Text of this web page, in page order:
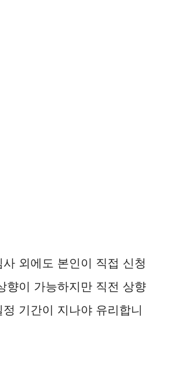
외에도 본인이 직접 신청
향이 가능하지만 직전 상향
기간이 지나야 유리합니